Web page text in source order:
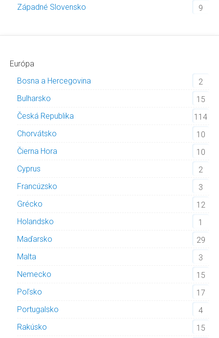
Západné Slovensko 9
Európa
Bosna a Hercegovina
2
Bulharsko
15
Česká Republika
114
Chorvátsko
10
Čierna Hora
10
Cyprus
2
Francúzsko
3
Grécko
12
Holandsko
1
Maďarsko
29
Malta
3
Nemecko
15
Poľsko
17
Portugalsko
4
Rakúsko
15